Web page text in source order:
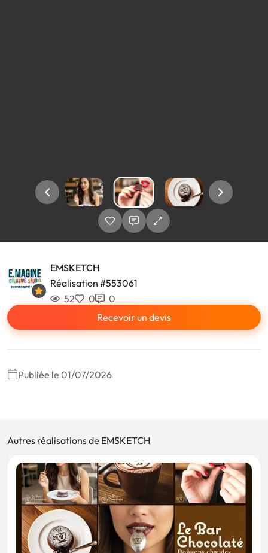
EMSKETCH
Réalisation #553061
52
0
0
Recevoir un devis
Publiée le 01/07/2026
Autres réalisations de EMSKETCH